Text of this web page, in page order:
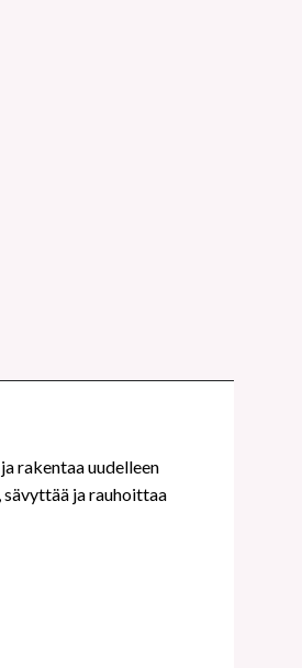
rakentaa uudelleen
ja rauhoittaa